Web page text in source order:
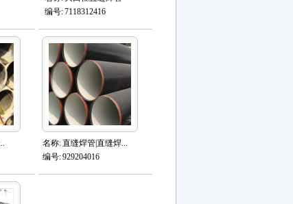
编号:7118312416
名称:直缝焊管|直缝焊...
编号:929204016